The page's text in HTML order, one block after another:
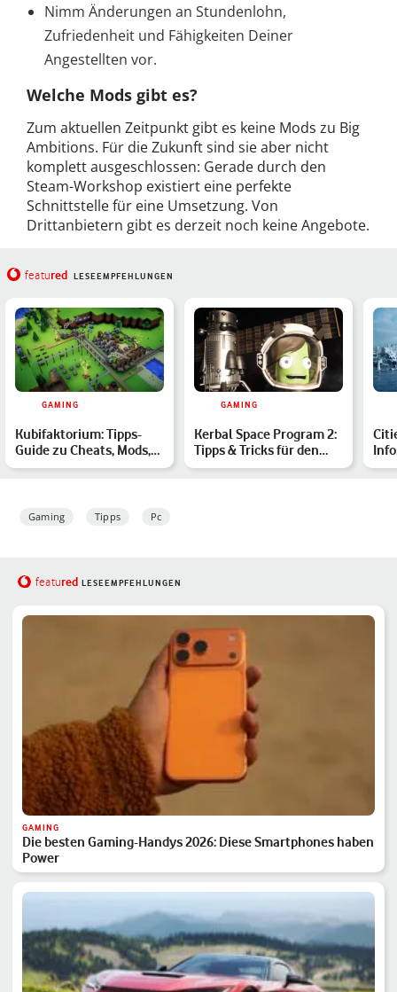
Nimm Änderungen an Stundenlohn,
Zufriedenheit und Fähigkeiten Deiner
Angestellten vor.
Welche Mods gibt es?
Zum aktuellen Zeitpunkt gibt es keine Mods zu Big
Ambitions. Für die Zukunft sind sie aber nicht
komplett ausgeschlossen: Gerade durch den
Steam-Workshop existiert eine perfekte
Schnittstelle für eine Umsetzung. Von
Drittanbietern gibt es derzeit noch keine Angebote.
featured LESEEMPFEHLUNGEN
GAMING
Kubifaktorium: Tipps-
Guide zu Cheats, Mods,
Multiplayer & Co.
GAMING
Kerbal Space Program 2:
Tipps & Tricks für den
Start in die Raket…
Gaming Tipps Pc
featured LESEEMPFEHLUNGEN
GAMING
Die besten Gaming-Handys 2026: Diese Smartphones haben
Power